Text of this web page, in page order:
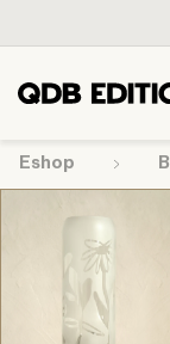
Eshop